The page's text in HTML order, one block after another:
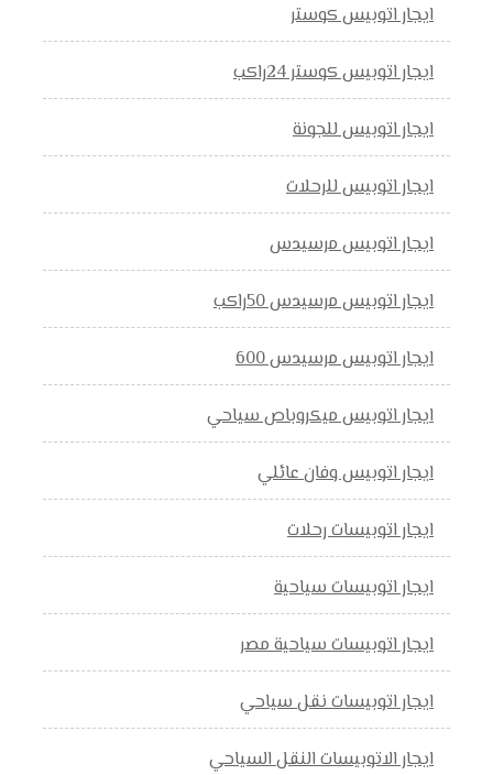
ايجار اتوبيس كوستر
ايجار اتوبيس كوستر 24راكب
ايجار اتوبيس للجونة
ايجار اتوبيس للرحلات
ايجار اتوبيس مرسيدس
ايجار اتوبيس مرسيدس 50راكب
ايجار اتوبيس مرسيدس 600
ايجار اتوبيس ميكروباص سياحي
ايجار اتوبيس وفان عائلي
ايجار اتوبيسات رحلات
ايجار اتوبيسات سياحية
ايجار اتوبيسات سياحية مصر
ايجار اتوبيسات نقل سياحي
ايجار الاتوبيسات النقل السياحي